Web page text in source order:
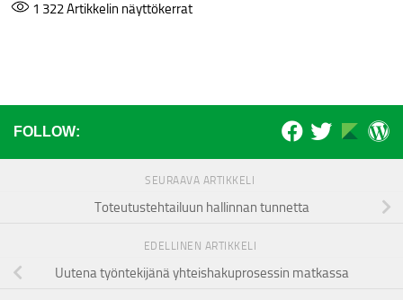
1 322Artikkelin näyttökerrat
FOLLOW:
SEURAAVA ARTIKKELI
Toteutustehtailuun hallinnan tunnetta
EDELLINEN ARTIKKELI
Uutena työntekijänä yhteishakuprosessin matkassa